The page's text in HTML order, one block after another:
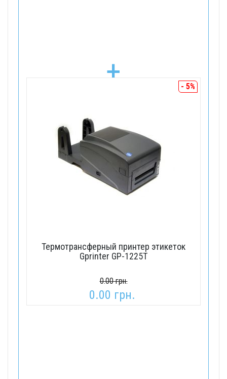
+ - 5%
Термотрансферный принтер этикеток
Gprinter GP-1225T
0.00 грн.
0.00 грн.